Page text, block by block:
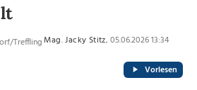
Mag. Jacky Stitz, 05.06.2026 13:34
Vorlesen